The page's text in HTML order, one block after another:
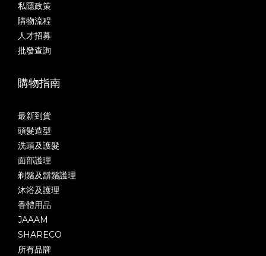
私隱政策
購物流程
人才招募
批發查詢
購物指南
最新到貨
頭髮造型
洗頭及護髮
面部護理
剃鬚及鬍鬚護理
沐浴及護理
香體用品
JAAAM
SHARECO
所有品牌